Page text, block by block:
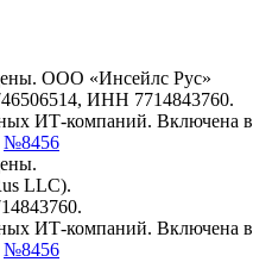
ООО «Инсейлс Рус»
ИНН 7714843760.
ИТ-компаний. Включена в
№8456
LLC).
ИТ-компаний. Включена в
№8456